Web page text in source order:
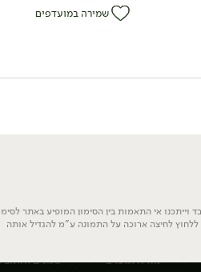
שמירה במועדפים
אי התאמות בין הסימון המופיע באתר
לחיצה ארוכה על התמונה ע"מ להגדיל אותה
בסטה עולמית
מזרח ומערב
המזווה
שמנים